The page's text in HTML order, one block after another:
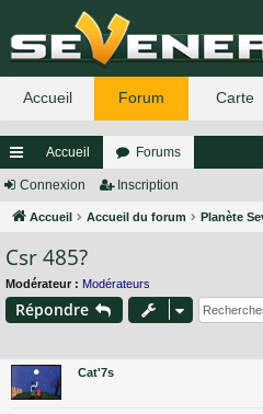
ac
co
ur
ci
Accueil Forums
Connexion Inscription
Accueil Accueil du forum Planète
Csr 485?
Modérateur : Modérateurs
Répondre
Cat'7s